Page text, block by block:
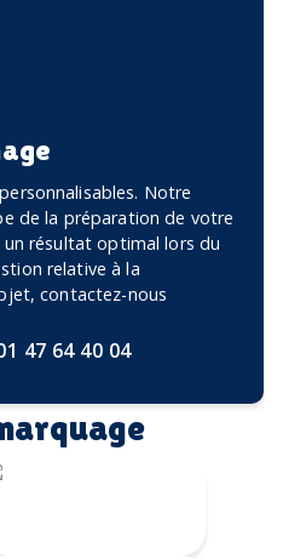
Notre
de la préparation de votre
résultat optimal lors du
relative à la
contactez-nous
47 64 40 04